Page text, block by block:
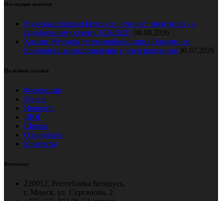
Последние новости
Мужская сборная Беларуси начинает подготовку к
гандбольному сезону 2026/2027 08.08.2026
Хассан Мустафа тепло поблагодарил Владимира
Коноплёва за поздравление с днем рождения 30.07.2026
Полезные ссылки
Федерация
Медиа
Новости
ДЮГ
Школы
О гандболе
Контакты
Контакты
220012, Республика Беларусь,
г. Минск, ул. Сурганова, 2